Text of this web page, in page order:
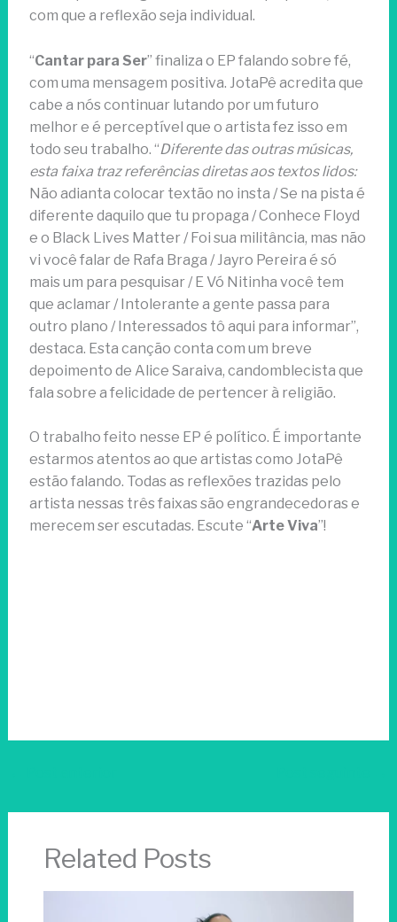
com que a reflexão seja individual.
“Cantar para Ser” finaliza o EP falando sobre fé,
com uma mensagem positiva. JotaPê acredita que
cabe a nós continuar lutando por um futuro
melhor e é perceptível que o artista fez isso em
todo seu trabalho. “Diferente das outras músicas,
esta faixa traz referências diretas aos textos lidos:
Não adianta colocar textão no insta / Se na pista é
diferente daquilo que tu propaga / Conhece Floyd
e o Black Lives Matter / Foi sua militância, mas não
vi você falar de Rafa Braga / Jayro Pereira é só
mais um para pesquisar / E Vó Nitinha você tem
que aclamar / Intolerante a gente passa para
outro plano / Interessados tô aqui para informar”,
destaca. Esta canção conta com um breve
depoimento de Alice Saraiva, candomblecista que
fala sobre a felicidade de pertencer à religião.
O trabalho feito nesse EP é político. É importante
estarmos atentos ao que artistas como JotaPê
estão falando. Todas as reflexões trazidas pelo
artista nessas três faixas são engrandecedoras e
merecem ser escutadas. Escute “Arte Viva”!
Related Posts